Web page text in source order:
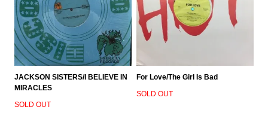
JACKSON SISTERS/I BELIEVE IN
MIRACLES
SOLD OUT
For Love/The Girl Is Bad
SOLD OUT